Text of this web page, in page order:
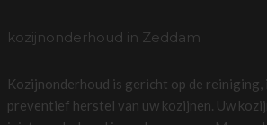
kozijnonderhoud in Zeddam
Kozijnonderhoud is gericht op de reiniging,
preventief herstel van uw kozijnen. Uw